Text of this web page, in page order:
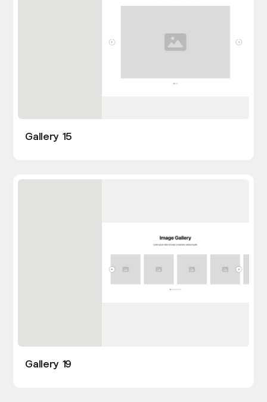
Gallery 15
Gallery 19